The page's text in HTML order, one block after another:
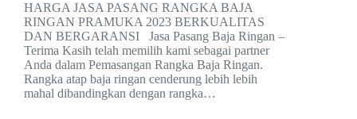
HARGA JASA PASANG RANGKA BAJA
RINGAN PRAMUKA 2023 BERKUALITAS
DAN BERGARANSI Jasa Pasang Baja Ringan –
Terima Kasih telah memilih kami sebagai partner
Anda dalam Pemasangan Rangka Baja Ringan.
Rangka atap baja ringan cenderung lebih lebih
mahal dibandingkan dengan rangka…